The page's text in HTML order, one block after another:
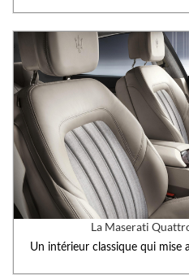
La Maserati
Un intérieur classique qui